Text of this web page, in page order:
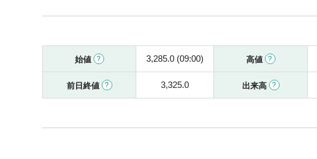
始値 3,285.0 (09:00) 高値
前日終値 3,325.0 出来高